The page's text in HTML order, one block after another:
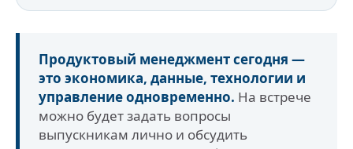
Продуктовый менеджмент сегодня —
это экономика, данные, технологии и
управление одновременно. На встрече
можно будет задать вопросы
выпускникам лично и обсудить